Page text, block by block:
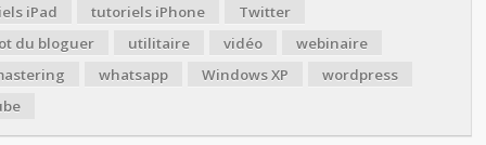
iPad
tutoriels iPhone
Twitter
du bloguer
utilitaire vidéo
webinaire
whatsapp Windows XP
wordpress